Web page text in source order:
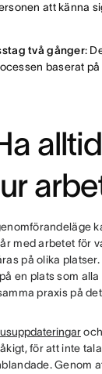
att känna
två gånger:
baserat
med arbetet för
på olika
en plats som
praxis på
och
för att inte
Genom